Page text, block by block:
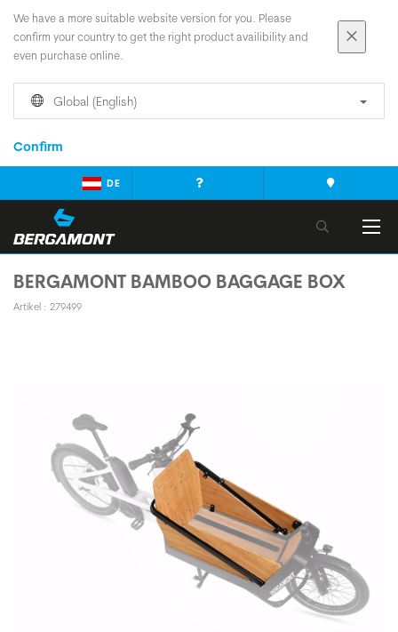
We have a more suitable website version for you. Please
confirm your country to get the right product availibility and
even purchase online.
Global (English)
Confirm
DE
BERGAMONT BAMBOO BAGGAGE BOX
Artikel : 279499